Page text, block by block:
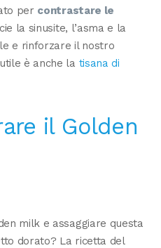
per contrastare le
la sinusite, l’asma e la
e rinforzare il nostro
è anche la tisana di
il Golden
milk e assaggiare questa
dorato? La ricetta del